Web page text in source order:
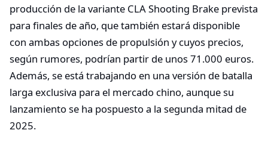
producción de la variante CLA Shooting Brake prevista
para finales de año, que también estará disponible
con ambas opciones de propulsión y cuyos precios,
según rumores, podrían partir de unos 71.000 euros.
Además, se está trabajando en una versión de batalla
larga exclusiva para el mercado chino, aunque su
lanzamiento se ha pospuesto a la segunda mitad de
2025.